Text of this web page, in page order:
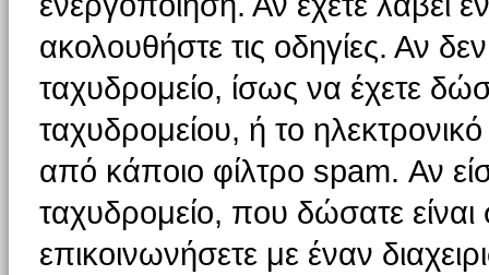
ακολουθήστε τις οδηγίες. Αν
ταχυδρομείο, ίσως να έχετε
ταχυδρομείου, ή το
από κάποιο φίλτρο spam. Αν
ταχυδρομείο, που δώσατε
επικοινωνήσετε με έναν